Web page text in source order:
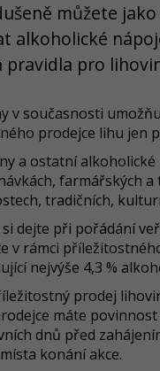
můžete
alkoholické
pravidla pro
v současnosti
prodejce lihu jen
a ostatní
farmářských
tradičních,
dejte při pořádání
v rámci
nejvýše 4,3 %
prodej
máte
dnů před
konání akce.